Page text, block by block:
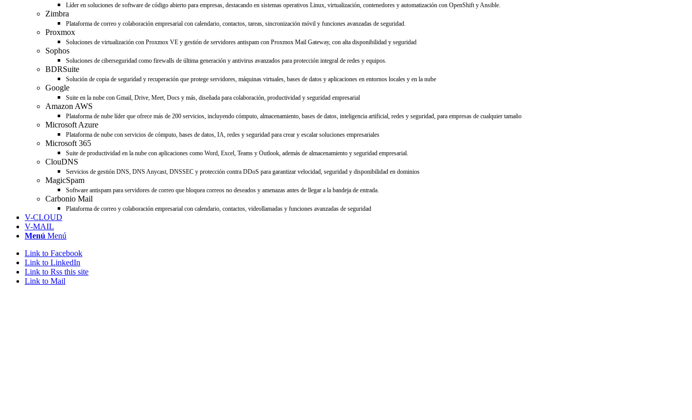
Líder en soluciones de software de código abierto para empresas, destacando en sistemas operativos Linux, virtualización, contenedores y automatización con OpenShift y Ansible.
Zimbra
Plataforma de correo y colaboración empresarial con calendario, contactos, tareas, sincronización móvil y funciones avanzadas de seguridad.
Proxmox
Soluciones de virtualización con Proxmox VE y gestión de servidores antispam con Proxmox Mail Gateway, con alta disponibilidad y seguridad
Sophos
Soluciones de ciberseguridad como firewalls de última generación y antivirus avanzados para protección integral de redes y equipos.
BDRSuite
Solución de copia de seguridad y recuperación que protege servidores, máquinas virtuales, bases de datos y aplicaciones en entornos locales y en la nube
Google
Suite en la nube con Gmail, Drive, Meet, Docs y más, diseñada para colaboración, productividad y seguridad empresarial
Amazon AWS
Plataforma de nube líder que ofrece más de 200 servicios, incluyendo cómputo, almacenamiento, bases de datos, inteligencia artificial, redes y seguridad, para empresas de cualquier tamaño
Microsoft Azure
Plataforma de nube con servicios de cómputo, bases de datos, IA, redes y seguridad para crear y escalar soluciones empresariales
Microsoft 365
Suite de productividad en la nube con aplicaciones como Word, Excel, Teams y Outlook, además de almacenamiento y seguridad empresarial.
ClouDNS
Servicios de gestión DNS, DNS Anycast, DNSSEC y protección contra DDoS para garantizar velocidad, seguridad y disponibilidad en dominios
MagicSpam
Software antispam para servidores de correo que bloquea correos no deseados y amenazas antes de llegar a la bandeja de entrada.
Carbonio Mail
Plataforma de correo y colaboración empresarial con calendario, contactos, videollamadas y funciones avanzadas de seguridad
V-CLOUD
V-MAIL
Menú Menú
Link to Facebook
Link to LinkedIn
Link to Rss this site
Link to Mail